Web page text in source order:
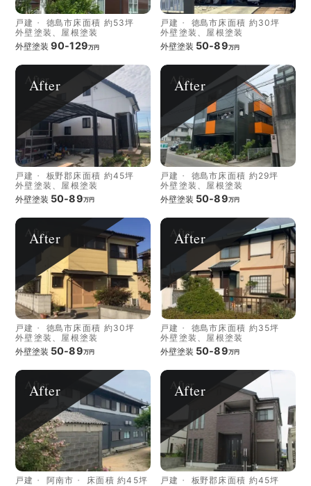
戸建 徳島市床面積 約53坪
外壁塗装、屋根塗装
外壁塗装 90-129万円
戸建 徳島市床面積 約30坪
外壁塗装、屋根塗装
外壁塗装 50-89万円
After
戸建 板野郡床面積 約45坪
外壁塗装、屋根塗装
外壁塗装 50-89万円
After
戸建 徳島市床面積 約29坪
外壁塗装、屋根塗装
外壁塗装 50-89万円
After
戸建 徳島市床面積 約30坪
外壁塗装、屋根塗装
外壁塗装 50-89万円
After
戸建 徳島市床面積 約35坪
外壁塗装、屋根塗装
外壁塗装 50-89万円
After
戸建 阿南市
床面積 約45坪
After
戸建 板野郡床面積 約45坪